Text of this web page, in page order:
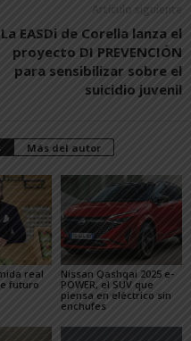
Artículo siguiente
La EASDi de Corella lanza el
proyecto DI PREVENCIÓN
para sensibilizar sobre el
suicidio juvenil
Más del autor
real
futuro
Nissan Qashqai 2025 e-
POWER, el SUV que
piensa en eléctrico sin
enchufes